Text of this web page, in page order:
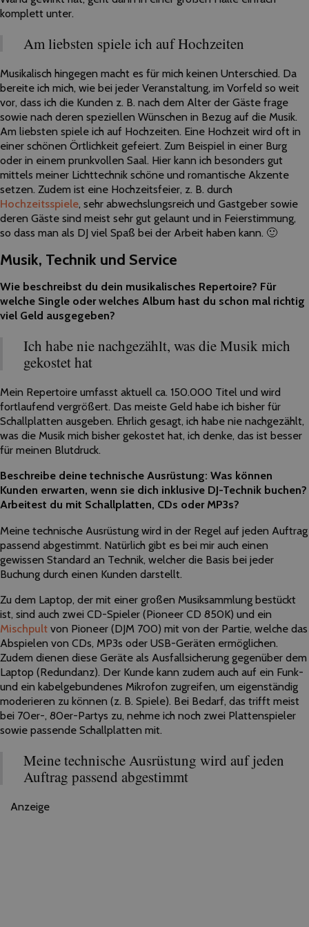
komplett unter.
Am liebsten spiele ich auf Hochzeiten
Musikalisch hingegen macht es für mich keinen Unterschied. Da
bereite ich mich, wie bei jeder Veranstaltung, im Vorfeld so weit
vor, dass ich die Kunden z. B. nach dem Alter der Gäste frage
sowie nach deren speziellen Wünschen in Bezug auf die Musik.
Am liebsten spiele ich auf Hochzeiten. Eine Hochzeit wird oft in
einer schönen Örtlichkeit gefeiert. Zum Beispiel in einer Burg
oder in einem prunkvollen Saal. Hier kann ich besonders gut
mittels meiner Lichttechnik schöne und romantische Akzente
setzen. Zudem ist eine Hochzeitsfeier, z. B. durch
Hochzeitsspiele, sehr abwechslungsreich und Gastgeber sowie
deren Gäste sind meist sehr gut gelaunt und in Feierstimmung,
so dass man als DJ viel Spaß bei der Arbeit haben kann. 🙂
Musik, Technik und Service
Wie beschreibst du dein musikalisches Repertoire? Für
welche Single oder welches Album hast du schon mal richtig
viel Geld ausgegeben?
Ich habe nie nachgezählt, was die Musik mich
gekostet hat
Mein Repertoire umfasst aktuell ca. 150.000 Titel und wird
fortlaufend vergrößert. Das meiste Geld habe ich bisher für
Schallplatten ausgeben. Ehrlich gesagt, ich habe nie nachgezählt,
was die Musik mich bisher gekostet hat, ich denke, das ist besser
für meinen Blutdruck.
Beschreibe deine technische Ausrüstung: Was können
Kunden erwarten, wenn sie dich inklusive DJ-Technik buchen?
Arbeitest du mit Schallplatten, CDs oder MP3s?
Meine technische Ausrüstung wird in der Regel auf jeden Auftrag
passend abgestimmt. Natürlich gibt es bei mir auch einen
gewissen Standard an Technik, welcher die Basis bei jeder
Buchung durch einen Kunden darstellt.
Zu dem Laptop, der mit einer großen Musiksammlung bestückt
ist, sind auch zwei CD-Spieler (Pioneer CD 850K) und ein
Mischpult von Pioneer (DJM 700) mit von der Partie, welche das
Abspielen von CDs, MP3s oder USB-Geräten ermöglichen.
Zudem dienen diese Geräte als Ausfallsicherung gegenüber dem
Laptop (Redundanz). Der Kunde kann zudem auch auf ein Funk-
und ein kabelgebundenes Mikrofon zugreifen, um eigenständig
moderieren zu können (z. B. Spiele). Bei Bedarf, das trifft meist
bei 70er-, 80er-Partys zu, nehme ich noch zwei Plattenspieler
sowie passende Schallplatten mit.
Meine technische Ausrüstung wird auf jeden
Auftrag passend abgestimmt
Anzeige